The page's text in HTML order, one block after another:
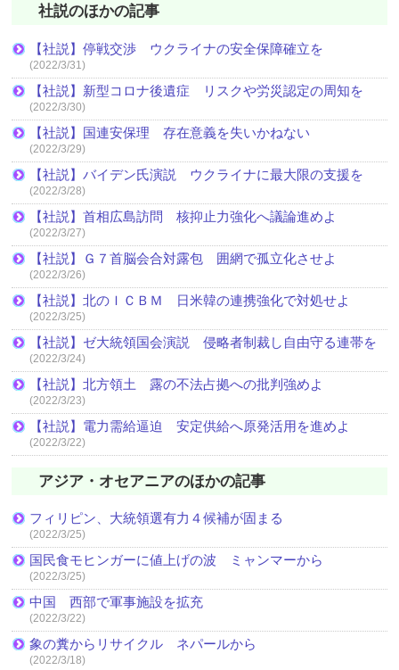
社説のほかの記事
【社説】停戦交渉 ウクライナの安全保障確立を
(2022/3/31)
【社説】新型コロナ後遺症 リスクや労災認定の周知を
(2022/3/30)
【社説】国連安保理 存在意義を失いかねない
(2022/3/29)
【社説】バイデン氏演説 ウクライナに最大限の支援を
(2022/3/28)
【社説】首相広島訪問 核抑止力強化へ議論進めよ
(2022/3/27)
【社説】Ｇ７首脳会合対露包 囲網で孤立化させよ
(2022/3/26)
【社説】北のＩＣＢＭ 日米韓の連携強化で対処せよ
(2022/3/25)
【社説】ゼ大統領国会演説 侵略者制裁し自由守る連帯を
(2022/3/24)
【社説】北方領土 露の不法占拠への批判強めよ
(2022/3/23)
【社説】電力需給逼迫 安定供給へ原発活用を進めよ
(2022/3/22)
アジア・オセアニアのほかの記事
フィリピン、大統領選有力４候補が固まる
(2022/3/25)
国民食モヒンガーに値上げの波 ミャンマーから
(2022/3/25)
中国 西部で軍事施設を拡充
(2022/3/22)
象の糞からリサイクル ネパールから
(2022/3/18)